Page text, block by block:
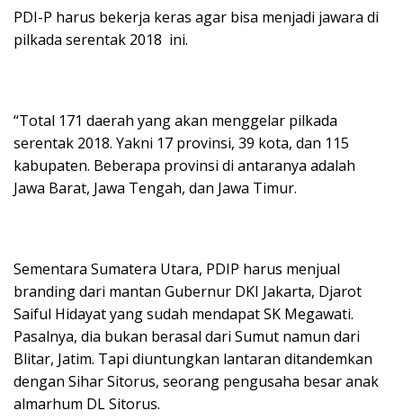
PDI-P harus bekerja keras agar bisa menjadi jawara di
pilkada serentak 2018 ini.
“Total 171 daerah yang akan menggelar pilkada
serentak 2018. Yakni 17 provinsi, 39 kota, dan 115
kabupaten. Beberapa provinsi di antaranya adalah
Jawa Barat, Jawa Tengah, dan Jawa Timur.
Sementara Sumatera Utara, PDIP harus menjual
branding dari mantan Gubernur DKI Jakarta, Djarot
Saiful Hidayat yang sudah mendapat SK Megawati.
Pasalnya, dia bukan berasal dari Sumut namun dari
Blitar, Jatim. Tapi diuntungkan lantaran ditandemkan
dengan Sihar Sitorus, seorang pengusaha besar anak
almarhum DL Sitorus.